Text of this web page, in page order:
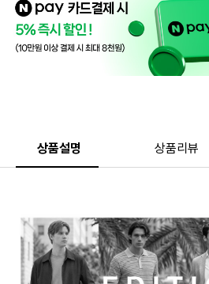
상품설명 상품리뷰